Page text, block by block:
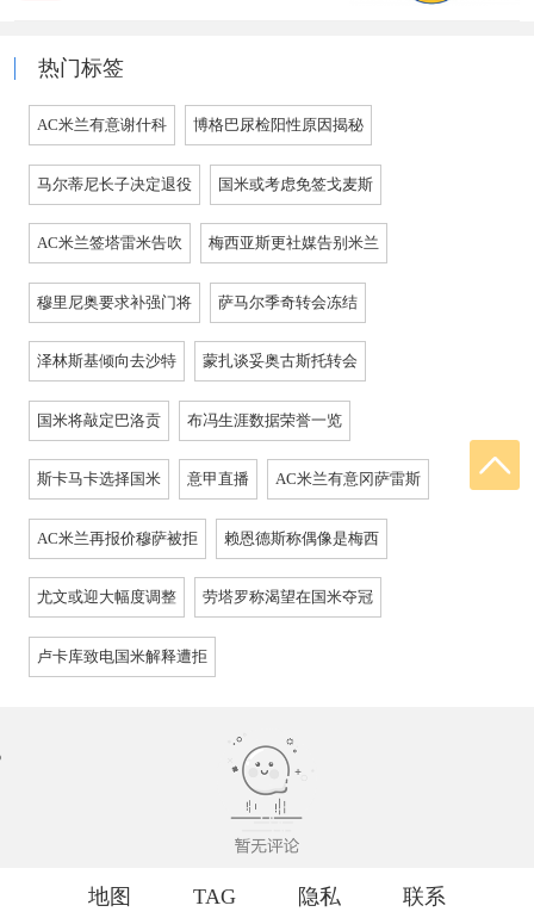
热门标签
AC米兰有意谢什科 博格巴尿检阳性原因揭秘
马尔蒂尼长子决定退役 国米或考虑免签戈麦斯
AC米兰签塔雷米告吹 梅西亚斯更社媒告别米兰
穆里尼奥要求补强门将 萨马尔季奇转会冻结
泽林斯基倾向去沙特 蒙扎谈妥奥古斯托转会
国米将敲定巴洛贡 布冯生涯数据荣誉一览
斯卡马卡选择国米 意甲直播 AC米兰有意冈萨雷斯
AC米兰再报价穆萨被拒 赖恩德斯称偶像是梅西
尤文或迎大幅度调整 劳塔罗称渴望在国米夺冠
卢卡库致电国米解释遭拒
地图 TAG 隐私 联系